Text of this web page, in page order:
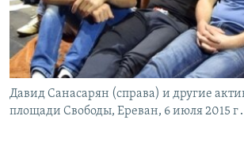
Հայերեն
English
Русский
Давид Санасарян (справа) и другие
площади Свободы, Ереван, 6 июля 2015 г․